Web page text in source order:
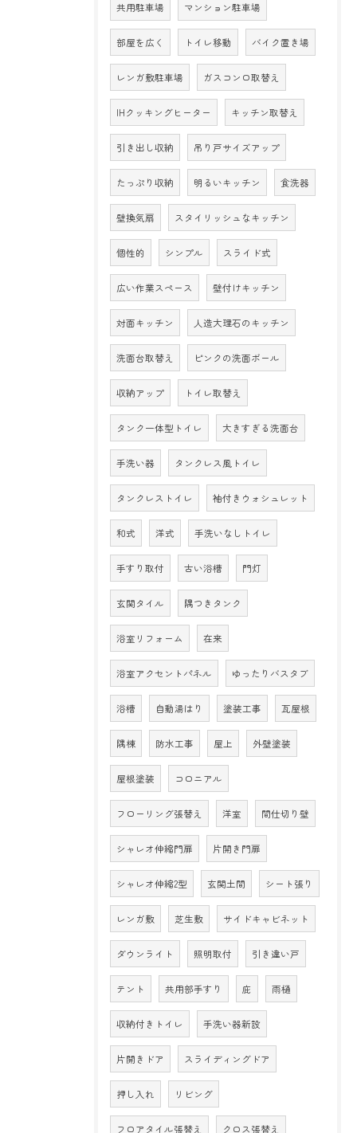
共用駐車場 マンション駐車場
部屋を広く トイレ移動 バイク置き場
レンガ敷駐車場 ガスコンロ取替え
IHクッキングヒーター キッチン取替え
引き出し収納 吊り戸サイズアップ
たっぷり収納 明るいキッチン 食洗器
壁換気扇 スタイリッシュなキッチン
個性的 シンプル スライド式
広い作業スペース 壁付けキッチン
対面キッチン 人造大理石のキッチン
洗面台取替え ピンクの洗面ボール
収納アップ トイレ取替え
タンク一体型トイレ 大きすぎる洗面台
手洗い器 タンクレス風トイレ
タンクレストイレ 袖付きウォシュレット
和式 洋式 手洗いなしトイレ
手すり取付 古い浴槽 門灯
玄関タイル 隅つきタンク
浴室リフォーム 在来
浴室アクセントパネル ゆったりバスタブ
浴槽 自動湯はり 塗装工事 瓦屋根
隅棟 防水工事 屋上 外壁塗装
屋根塗装 コロニアル
フローリング張替え 洋室 間仕切り壁
シャレオ伸縮門扉 片開き門扉
シャレオ伸縮2型 玄関土間 シート張り
レンガ敷 芝生敷 サイドキャビネット
ダウンライト 照明取付 引き違い戸
テント 共用部手すり 庇 雨樋
収納付きトイレ 手洗い器新設
片開きドア スライディングドア
押し入れ リビング
フロアタイル張替え クロス張替え